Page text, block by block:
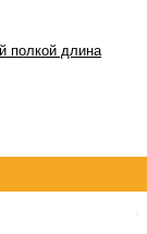
полкой длина